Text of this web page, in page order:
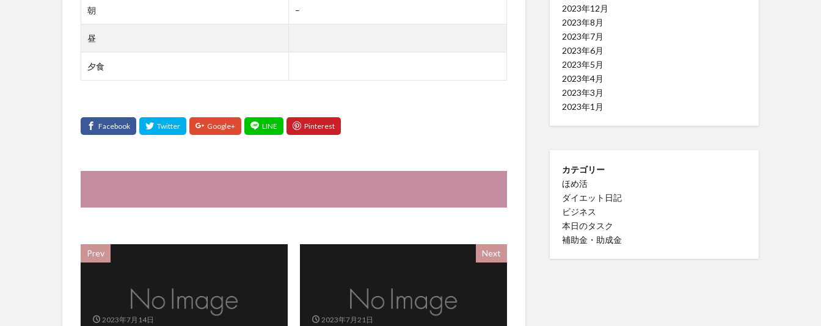
朝 –
昼
夕食
Prev
2023年7月14日
Next
2023年7月21日
2023年12月
2023年8月
2023年7月
2023年6月
2023年5月
2023年4月
2023年3月
2023年1月
カテゴリー
ほめ活
ダイエット日記
ビジネス
本日のタスク
補助金・助成金